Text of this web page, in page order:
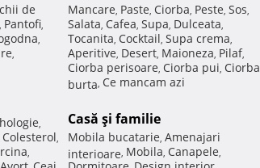
de
, Pantofi,
,
,
,
Colesterol,
,
Mancare, Paste, Ciorba, Peste, Sos,
Salata, Cafea, Supa, Dulceata,
Tocanita, Cocktail, Supa crema,
Aperitive, Desert, Maioneza, Pilaf,
Ciorba perisoare, Ciorba pui, Ciorba
burta, Ce mancam azi
Casă şi familie
Mobila bucatarie, Amenajari
interioare, Mobila, Canapele,